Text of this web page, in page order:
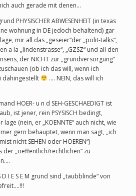
auch gerade mit denen…
PHYSISCHER ABWESENHEIT (in texas
wohnung in DE jedoch behaltend) gar
mir all das „geseier“der „polit-talks“,
a la „lindenstrasse“, „GZSZ“ und all den
der NICHT zur „grundversorgung“
(ob ich das will, wenn ich
dahingestellt
…. NEIN, das will ich
HOER- u n d SEH-GESCHAEDIGT ist
ist jener, rein PSYSISCH bedingt,
lage (nein, er „KOENNTE“ auch nicht, wie
gern behauptet, wenn man sagt, „ich
nicht SEHEN oder HOEREN“)
der „oeffentlich/rechtlichen“ zu
D I E S E M grund sind „taubblinde“ von